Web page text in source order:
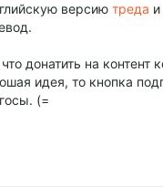
версию треда
донатить на контент
идея, то кнопка
(=